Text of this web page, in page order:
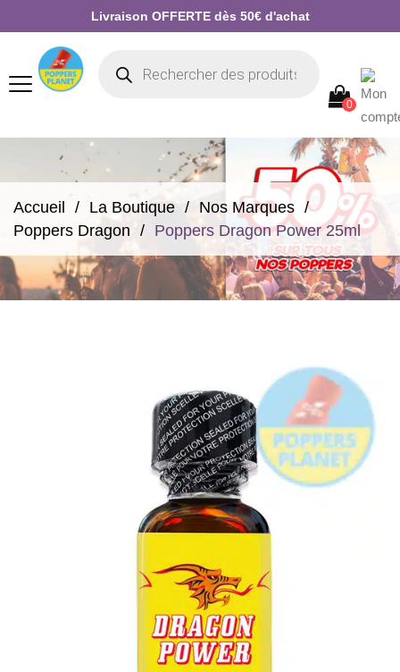
Livraison OFFERTE dès 50€ d'achat
0
Accueil La Boutique
Nos Marques
Poppers Dragon
Poppers Dragon Power 25ml